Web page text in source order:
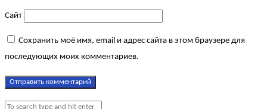
Сайт
Сохранить моё имя, email и адрес сайта в этом браузере для
последующих моих комментариев.